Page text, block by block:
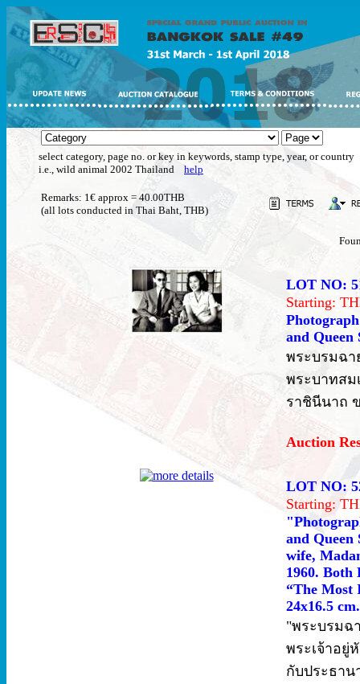
select category, page no. or key in keywords, stamp type, year, or country
i.e., wild animal 2002 Thailand help
Remarks: 1€ approx = 40.00THB
(all lots conducted in Thai Baht, THB)
LOT NO:
Starting:
and
พระบรมฉ
พระบาทสม
ราชินีนาถ
Auction
LOT NO:
Starting:
and
wife,
1960. Both
“The Most
24x16.5
"พระบรมฉ
พระเจ้าอยู่
กับประธาน